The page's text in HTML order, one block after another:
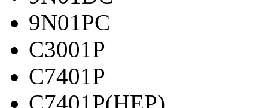
9N01PC
C3001P
C7401P